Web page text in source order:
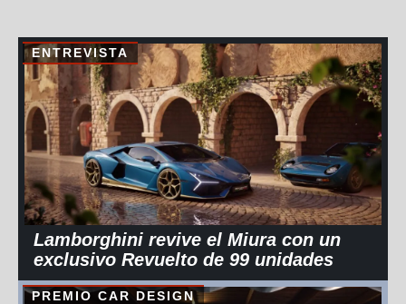
ENTREVISTA
Lamborghini revive el Miura con un
exclusivo Revuelto de 99 unidades
PREMIO CAR DESIGN